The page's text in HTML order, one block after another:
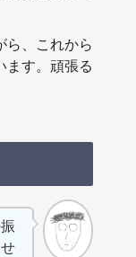
ら、これから
ます。頑張る